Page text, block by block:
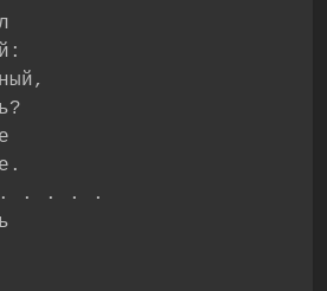
. . . .